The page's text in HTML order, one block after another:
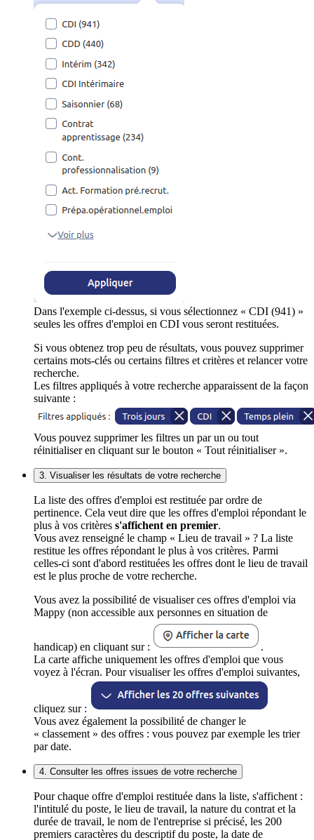
Dans l'exemple ci-dessus, si vous sélectionnez « CDI (941) »
seules les offres d'emploi en CDI vous seront restituées.
Si vous obtenez trop peu de résultats, vous pouvez supprimer
certains mots-clés ou certains filtres et critères et relancer votre
recherche.
Les filtres appliqués à votre recherche apparaissent de la façon
suivante :
Vous pouvez supprimer les filtres un par un ou tout
réinitialiser en cliquant sur le bouton « Tout réinitialiser ».
3. Visualiser les résultats de votre recherche
La liste des offres d'emploi est restituée par ordre de
pertinence. Cela veut dire que les offres d'emploi répondant le
plus à vos critères s'affichent en premier.
Vous avez renseigné le champ « Lieu de travail » ? La liste
restitue les offres répondant le plus à vos critères. Parmi
celles-ci sont d'abord restituées les offres dont le lieu de travail
est le plus proche de votre recherche.
Vous avez la possibilité de visualiser ces offres d'emploi via
Mappy (non accessible aux personnes en situation de
handicap) en cliquant sur :
.
La carte affiche uniquement les offres d'emploi que vous
voyez à l'écran. Pour visualiser les offres d'emploi suivantes,
cliquez sur :
Vous avez également la possibilité de changer le
« classement » des offres : vous pouvez par exemple les trier
par date.
4. Consulter les offres issues de votre recherche
Pour chaque offre d'emploi restituée dans la liste, s'affichent :
l'intitulé du poste, le lieu de travail, la nature du contrat et la
durée de travail, le nom de l'entreprise si précisé, les 200
premiers caractères du descriptif du poste, la date de